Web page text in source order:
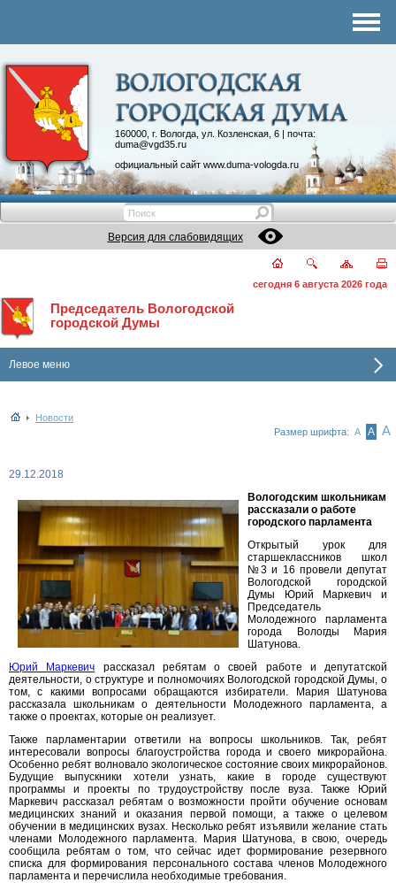
160000, г. Вологда, ул. Козленская, 6 | почта:
duma@vgd35.ru
официальный сайт www.duma-vologda.ru
Контакты
Депутатские объединения
Версия для слабовидящих
сегодня 6 августа 2026 года
Председатель Вологодской
городской Думы
Левое меню
Новости
Размер шрифта: А А А
29.12.2018
Вологодским школьникам
рассказали о работе
городского парламента
Открытый урок для
старшеклассников школ
№3 и 16 провели депутат
Вологодской городской
Думы Юрий Маркевич и
Председатель
Молодежного парламента
города Вологды Мария
Шатунова.
Юрий Маркевич рассказал ребятам о своей работе и депутатской
деятельности, о структуре и полномочиях Вологодской городской Думы, о
том, с какими вопросами обращаются избиратели. Мария Шатунова
рассказала школьникам о деятельности Молодежного парламента, а
также о проектах, которые он реализует.
Также парламентарии ответили на вопросы школьников. Так, ребят
интересовали вопросы благоустройства города и своего микрорайона.
Особенно ребят волновало экологическое состояние своих микрорайонов.
Будущие выпускники хотели узнать, какие в городе существуют
программы и проекты по трудоустройству после вуза. Также Юрий
Маркевич рассказал ребятам о возможности пройти обучение основам
медицинских знаний и оказания первой помощи, а также о целевом
обучении в медицинских вузах. Несколько ребят изъявили желание стать
членами Молодежного парламента. Мария Шатунова, в свою, очередь
сообщила ребятам о том, что сейчас идет формирование резервного
списка для формирования персонального состава членов Молодежного
парламента и перечислила необходимые требования.